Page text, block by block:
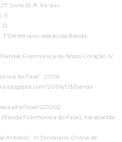
Livre 61, ff. 64-64v.
3.
edição da Banda
Filarmónica do Nosso Coração IV,
do Faial”, 2006.
2006/03/banda-
Filarmónica do Faial], Xarabanda
António”. In Dicionário Online de